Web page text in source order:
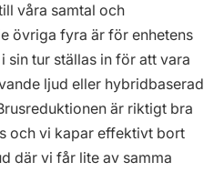
våra samtal och
övriga fyra är för enhetens
sin tur ställas in för att vara
ljud eller hybridbaserad
är riktigt bra
och vi kapar effektivt bort
där vi får lite av samma